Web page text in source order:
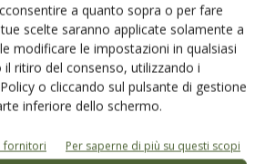
a quanto sopra o per fare
scelte saranno applicate solamente a
modificare le impostazioni in qualsiasi
ritiro del consenso, utilizzando i
o cliccando sul pulsante di gestione
inferiore dello schermo.
fornitori Per saperne di più su questi scopi
servizi dalle aziende